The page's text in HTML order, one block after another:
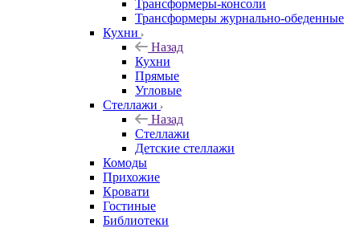
Трансформеры-консоли
Трансформеры журнально-обеденные
Кухни
Назад
Кухни
Прямые
Угловые
Стеллажи
Назад
Стеллажи
Детские стеллажи
Комоды
Прихожие
Кровати
Гостиные
Библиотеки